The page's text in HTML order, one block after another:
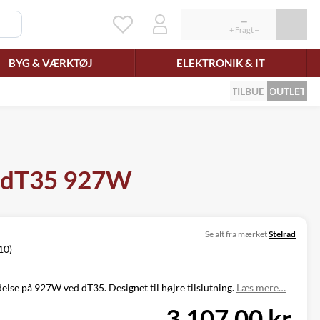
BYG & VÆRKTØJ ELEKTRONIK & IT
TILBUD OUTLET
927W
Se alt fra mærketStelrad
på 927W ved dT35. Designet til højre tilslutning. Læs mere…